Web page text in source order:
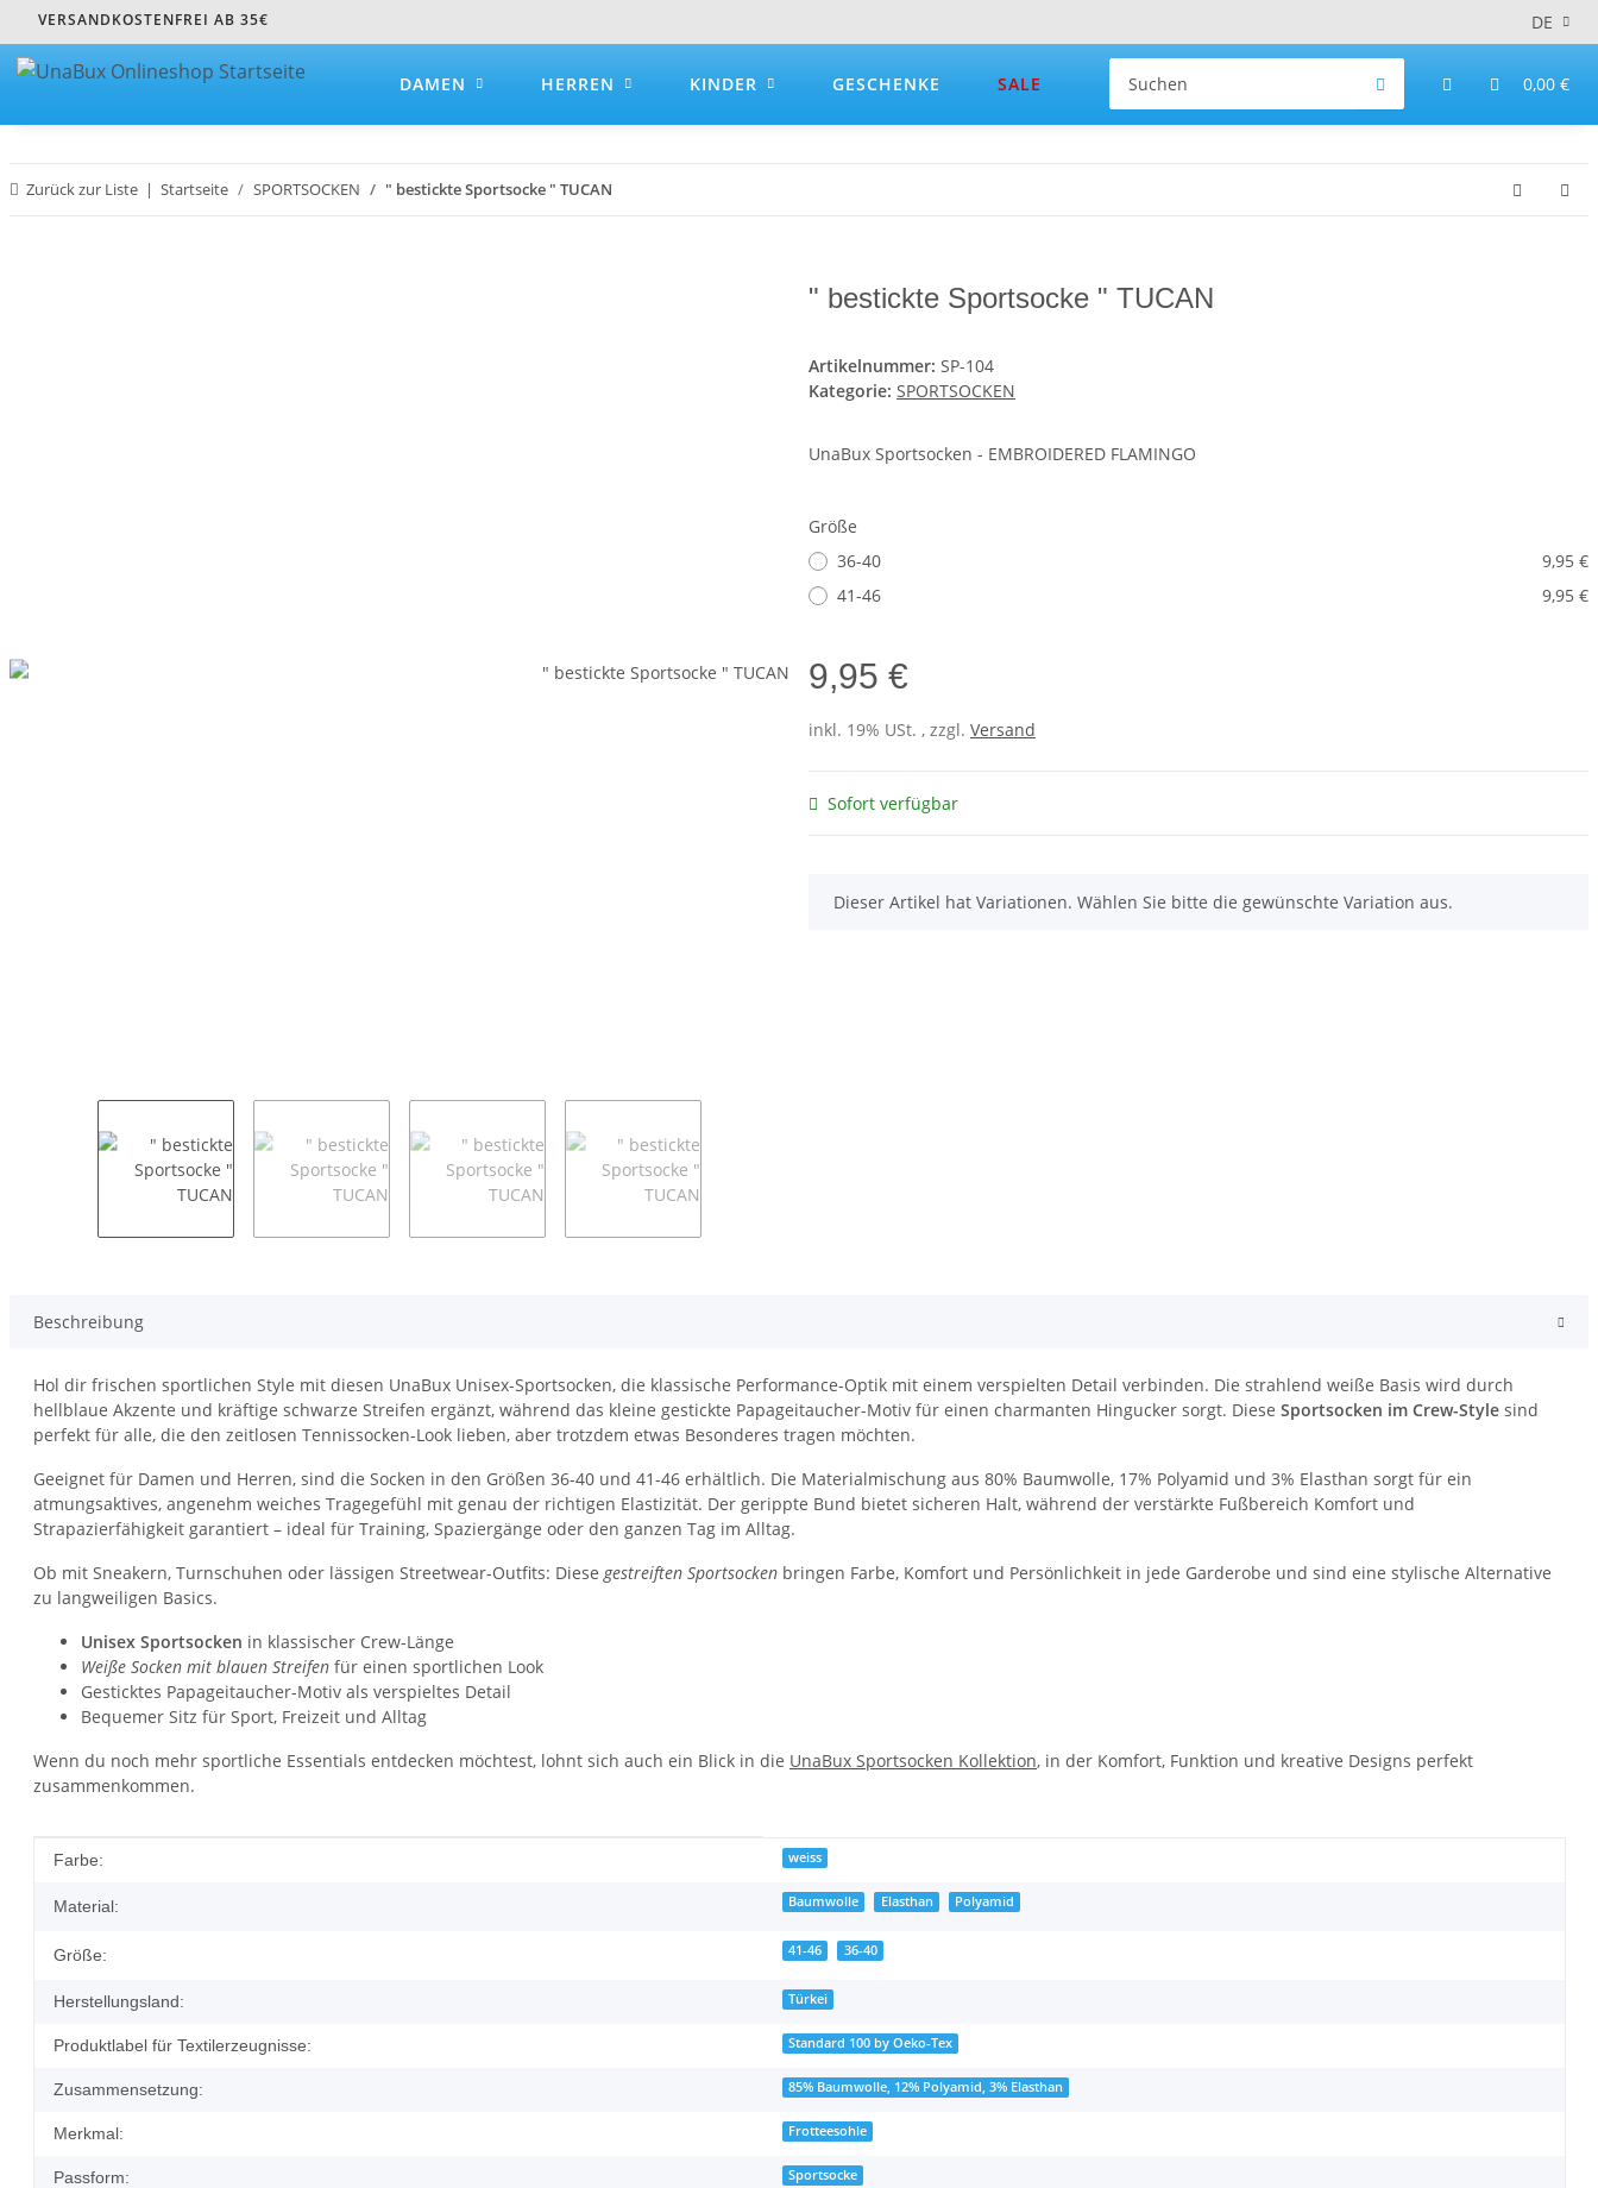
VERSANDKOSTENFREI AB 35€ DE
0,00 €
DAMEN HERREN KINDER GESCHENKE SALE
Zurück zur Liste Startseite SPORTSOCKEN " bestickte Sportsocke " TUCAN
" bestickte Sportsocke " TUCAN
Artikelnummer: SP-104
Kategorie: SPORTSOCKEN
UnaBux Sportsocken - EMBROIDERED FLAMINGO
Größe
36-40
9,95 €
41-46
9,95 €
9,95 €
inkl. 19% USt. , zzgl. Versand
Sofort verfügbar
x
Dieser Artikel hat Variationen. Wählen Sie bitte die gewünschte Variation aus.
Beschreibung
Hol dir frischen sportlichen Style mit diesen UnaBux Unisex-Sportsocken, die klassische Performance-Optik mit einem verspielten Detail verbinden. Die strahlend weiße Basis wird durch
hellblaue Akzente und kräftige schwarze Streifen ergänzt, während das kleine gestickte Papageitaucher-Motiv für einen charmanten Hingucker sorgt. Diese Sportsocken im Crew-Style sind
perfekt für alle, die den zeitlosen Tennissocken-Look lieben, aber trotzdem etwas Besonderes tragen möchten.
Geeignet für Damen und Herren, sind die Socken in den Größen 36-40 und 41-46 erhältlich. Die Materialmischung aus 80% Baumwolle, 17% Polyamid und 3% Elasthan sorgt für ein
atmungsaktives, angenehm weiches Tragegefühl mit genau der richtigen Elastizität. Der gerippte Bund bietet sicheren Halt, während der verstärkte Fußbereich Komfort und
Strapazierfähigkeit garantiert – ideal für Training, Spaziergänge oder den ganzen Tag im Alltag.
Ob mit Sneakern, Turnschuhen oder lässigen Streetwear-Outfits: Diese gestreiften Sportsocken bringen Farbe, Komfort und Persönlichkeit in jede Garderobe und sind eine stylische Alternative
zu langweiligen Basics.
Unisex Sportsocken in klassischer Crew-Länge
Weiße Socken mit blauen Streifen für einen sportlichen Look
Gesticktes Papageitaucher-Motiv als verspieltes Detail
Bequemer Sitz für Sport, Freizeit und Alltag
Wenn du noch mehr sportliche Essentials entdecken möchtest, lohnt sich auch ein Blick in die UnaBux Sportsocken Kollektion, in der Komfort, Funktion und kreative Designs perfekt
zusammenkommen.
Produkteigenschaft
Wert
Farbe: weiss
Material: Baumwolle Elasthan Polyamid
Größe: 41-46 36-40
Herstellungsland: Türkei
Produktlabel für Textilerzeugnisse: Standard 100 by Oeko-Tex
Zusammensetzung: 85% Baumwolle, 12% Polyamid, 3% Elasthan
Merkmal: Frotteesohle
Passform: Sportsocke